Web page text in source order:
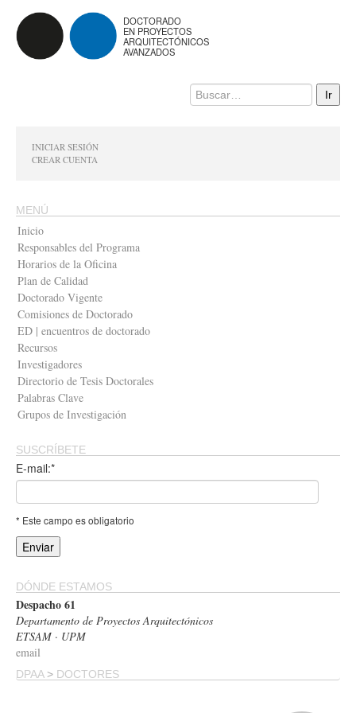
DOCTORADO
EN PROYECTOS
ARQUITECTÓNICOS
AVANZADOS
INICIAR SESIÓN
CREAR CUENTA
MENÚ
Inicio
Responsables del Programa
Horarios de la Oficina
Plan de Calidad
Doctorado Vigente
Comisiones de Doctorado
ED | encuentros de doctorado
Recursos
Investigadores
Directorio de Tesis Doctorales
Palabras Clave
Grupos de Investigación
SUSCRÍBETE
E-mail:*
* Este campo es obligatorio
DÓNDE ESTAMOS
Despacho 61
Departamento de Proyectos Arquitectónicos
ETSAM · UPM
email
DPAA> DOCTORES